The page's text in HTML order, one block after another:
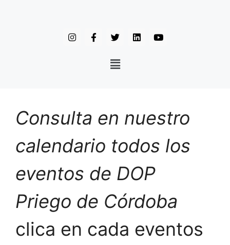
Consulta en nuestro
calendario todos los
eventos de DOP
Priego de Córdoba
clica en cada eventos